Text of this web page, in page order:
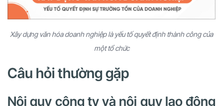
Xây dựng văn hóa doanh nghiệp là yếu tố quyết định thành công của
một tổ chức
Câu hỏi thường gặp
Nội quy công ty và nội quy lao động